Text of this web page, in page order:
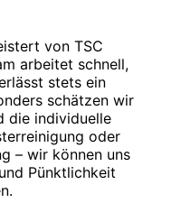
von TSC
arbeitet schnell,
stets ein
schätzen wir
die individuelle
oder
– wir können uns
Pünktlichkeit